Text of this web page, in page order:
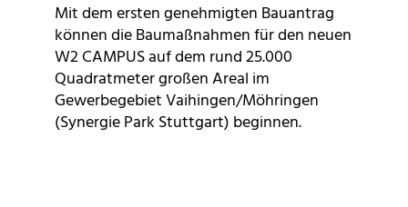
Mit dem ersten genehmigten Bauantrag
können die Baumaßnahmen für den neuen
W2 CAMPUS auf dem rund 25.000
Quadratmeter großen Areal im
Gewerbegebiet Vaihingen/Möhringen
(Synergie Park Stuttgart) beginnen.